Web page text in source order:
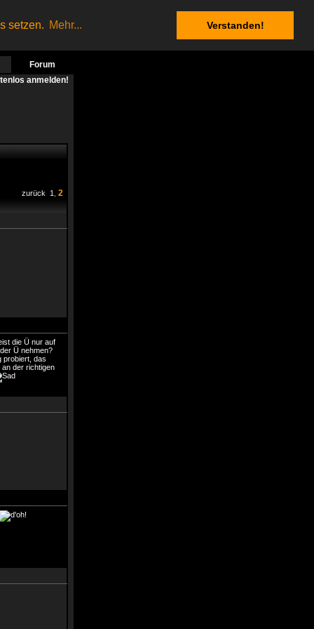
setzen. Mehr... Verstanden!
Forum
anmelden!
zurück 1 2
die Ü nur auf
Ü nehmen?
probiert, das
der richtigen